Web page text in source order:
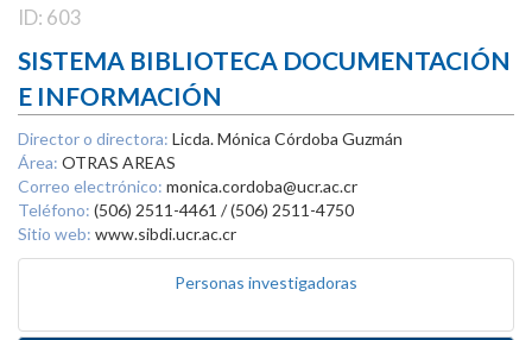
ID: 603
SISTEMA BIBLIOTECA DOCUMENTACIÓN
E INFORMACIÓN
Director o directora: Licda. Mónica Córdoba Guzmán
Área: OTRAS AREAS
Correo electrónico: monica.cordoba@ucr.ac.cr
Teléfono: (506) 2511-4461 / (506) 2511-4750
Sitio web: www.sibdi.ucr.ac.cr
Personas investigadoras